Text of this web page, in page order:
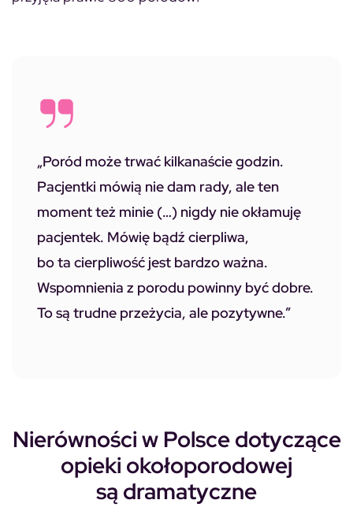
„Poród może trwać kilkanaście godzin.
Pacjentki mówią nie dam rady, ale ten
moment też minie (…) nigdy nie okłamuję
pacjentek. Mówię bądź cierpliwa,
bo ta cierpliwość jest bardzo ważna.
Wspomnienia z porodu powinny być dobre.
To są trudne przeżycia, ale pozytywne.”
Nierówności w Polsce dotyczące
opieki okołoporodowej
są dramatyczne